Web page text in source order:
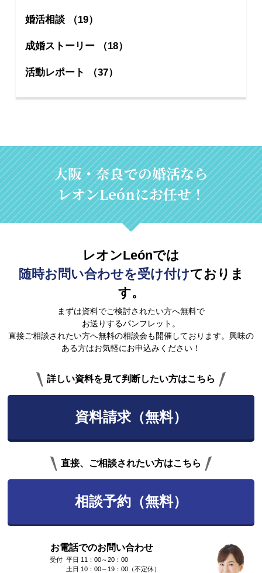
婚活相談 （19）
成婚ストーリー （18）
活動レポート （37）
大阪・奈良での婚活なら
レオンLeónにお任せ！
レオンLeónでは
随時お問い合わせを受け付けておりま
す。
まずは資料でご検討されたい方へ無料で
お送りするパンフレット。
直接ご相談されたい方へ無料の相談会も開催しております。興味の
ある方はお気軽にお申込みください！
詳しい資料を見て判断したい方はこちら
資料請求（無料）
直接、ご相談されたい方はこちら
相談予約（無料）
お電話でのお問い合わせ
平日 11：00～20：00
土日 10：00～19：00（不定休）